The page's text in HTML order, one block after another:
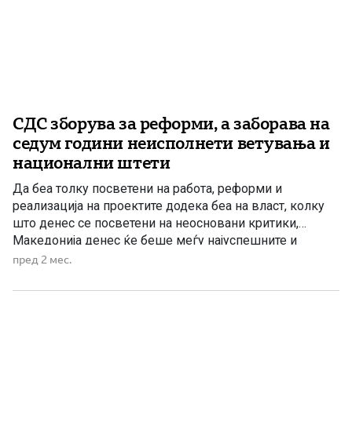
СДС зборува за реформи, а заборава на
седум години неисполнети ветувања и
национални штети
Да беа толку посветени на работа, реформи и
реализација на проектите додека беа на власт, колку
што денес се посветени на неосновани критики,
Македонија денес ќе беше меѓу најуспешните и
најбрзоразвивачки држави не само во регионот, туку и
да ја претстават Владата на ВМРО-ДПМНЕ како
пред 2 мес.